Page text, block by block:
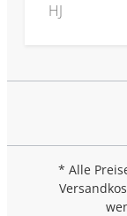
HJ
* Alle